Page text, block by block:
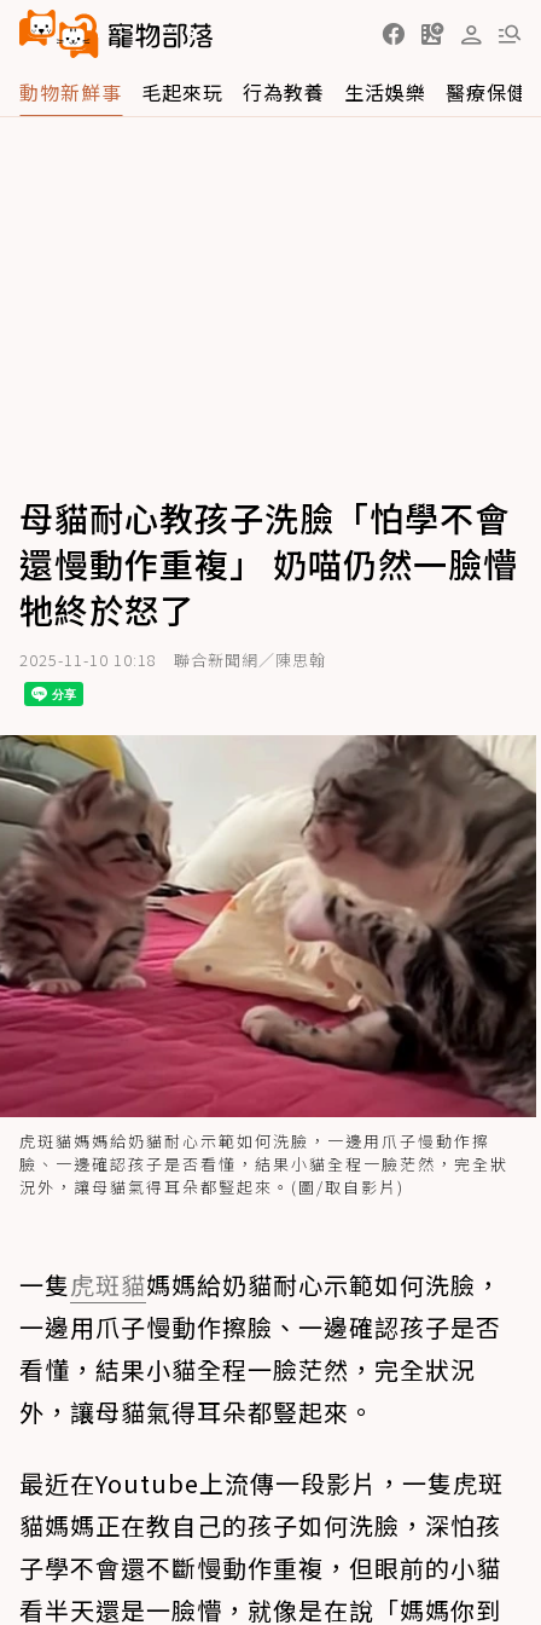
動物新鮮事 毛起來玩 行為教養 生活娛樂 醫療保健
母貓耐心教孩子洗臉「怕學不會
還慢動作重複」 奶喵仍然一臉懵
牠終於怒了
2025-11-10 10:18 聯合新聞網／陳思翰
虎斑貓媽媽給奶貓耐心示範如何洗臉，一邊用爪子慢動作擦
臉、一邊確認孩子是否看懂，結果小貓全程一臉茫然，完全狀
況外，讓母貓氣得耳朵都豎起來。(圖/取自影片)
一隻虎斑貓媽媽給奶貓耐心示範如何洗臉，
一邊用爪子慢動作擦臉、一邊確認孩子是否
看懂，結果小貓全程一臉茫然，完全狀況
外，讓母貓氣得耳朵都豎起來。
最近在Youtube上流傳一段影片，一隻虎斑
貓媽媽正在教自己的孩子如何洗臉，深怕孩
子學不會還不斷慢動作重複，但眼前的小貓
看半天還是一臉懵，就像是在說「媽媽你到